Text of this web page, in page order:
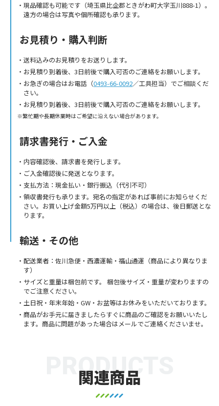
現品確認も可能です（埼玉県比企郡ときがわ町大字玉川888-1）。
遠方の場合は写真や個所確認も承ります。
お見積り・購入判断
送料込みのお見積りをお送りします。
お見積り到着後、3日前後で購入可否のご連絡をお願いします。
お急ぎの場合はお電話（0493-66-0092／工具担当）でご相談くだ
さい。
お見積り到着後、3日前後で購入可否のご連絡をお願いします。
繁忙期や長期休業時はご希望に沿えない場合があります。
請求書発行・ご入金
内容確認後、請求書を発行します。
ご入金確認後に発送となります。
支払方法：現金払い・銀行振込（代引不可）
領収書発行も承ります。宛名の指定があれば事前にお知らせくだ
さい。お買い上げ金額5万円以上（税込）の場合は、後日郵送とな
ります。
輸送・その他
配送業者：佐川急便・西濃運輸・福山通運（商品により異なりま
す）
サイズと重量は梱包前です。 梱包後サイズ・重量が変わりますの
でご注意ください。
土日祝・年末年始・GW・お盆等はお休みをいただいております。
商品がお手元に届きましたらすぐに商品のご確認をお願いいたし
ます。商品に問題があった場合はメールでご連絡くださいませ。
関連商品
PRODUCTS